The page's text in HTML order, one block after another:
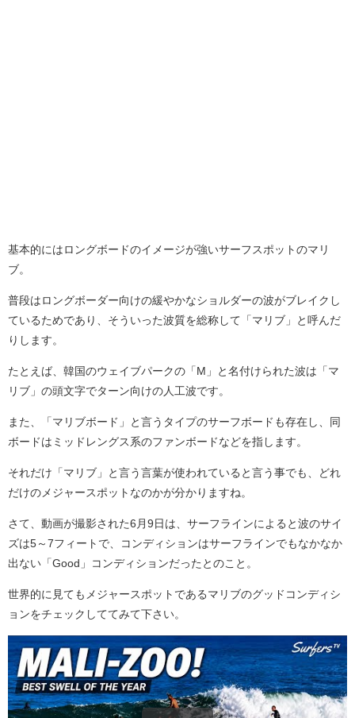
基本的にはロングボードのイメージが強いサーフスポットのマリ
ブ。
普段はロングボーダー向けの緩やかなショルダーの波がブレイクし
ているためであり、そういった波質を総称して「マリブ」と呼んだ
りします。
たとえば、韓国のウェイブパークの「M」と名付けられた波は「マ
リブ」の頭文字でターン向けの人工波です。
また、「マリブボード」と言うタイプのサーフボードも存在し、同
ボードはミッドレングス系のファンボードなどを指します。
それだけ「マリブ」と言う言葉が使われていると言う事でも、どれ
だけのメジャースポットなのかが分かりますね。
さて、動画が撮影された6月9日は、サーフラインによると波のサイ
ズは5～7フィートで、コンディションはサーフラインでもなかなか
出ない「Good」コンディションだったとのこと。
世界的に見てもメジャースポットであるマリブのグッドコンディシ
ョンをチェックしててみて下さい。